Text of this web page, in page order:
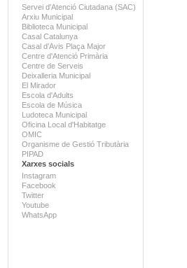
Servei d'Atenció Ciutadana (SAC)
Arxiu Municipal
Biblioteca Municipal
Casal Catalunya
Casal d'Avis Plaça Major
Centre d'Atenció Primària
Centre de Serveis
Deixalleria Municipal
El Mirador
Escola d'Adults
Escola de Música
Ludoteca Municipal
Oficina Local d'Habitatge
OMIC
Organisme de Gestió Tributària
PIPAD
Xarxes socials
Instagram
Facebook
Twitter
Youtube
WhatsApp